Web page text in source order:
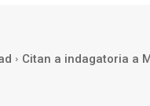
Citan a indagatoria a